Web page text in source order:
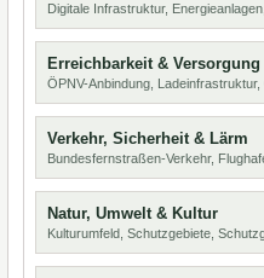
Digitale Infrastruktur,
Erreichbarkeit & Versorgung
ÖPNV-Anbindung,
Verkehr, Sicherheit & Lärm
Bundesfernstraßen-Verkehr,
Natur, Umwelt & Kultur
Kulturumfeld, Schutzgebiete,